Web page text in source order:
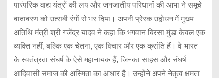
पारंपरिक वाद्य यंत्रों की लय और जनजातीय परिधानों की आभा ने समूचे
वातावरण को उत्सवी रंगों से भर दिया। अपनी प्रेरक उद्बोधन में मुख्य
अतिथि मंत्री श्री गजेंद्र यादव ने कहा कि भगवान बिरसा मुंडा केवल एक
व्यक्ति नहीं, बल्कि एक चेतना, एक विचार और एक क्रांति हैं। वे भारत
के स्वतंत्रता संघर्ष के ऐसे महानायक हैं, जिनका साहस और संघर्ष
आदिवासी समाज की अस्मिता का आधार है। उन्होंने अपने नेतृत्व क्षमता